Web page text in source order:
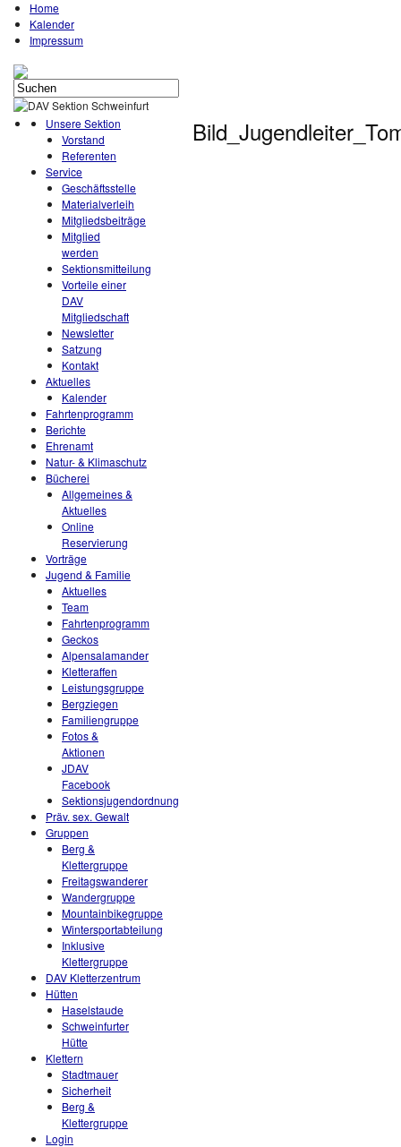
Home
Kalender
Impressum
Unsere Sektion
Vorstand
Referenten
Service
Geschäftsstelle
Materialverleih
Mitgliedsbeiträge
Mitglied
werden
Sektionsmitteilung
Vorteile einer
DAV
Mitgliedschaft
Newsletter
Satzung
Kontakt
Aktuelles
Kalender
Fahrtenprogramm
Berichte
Ehrenamt
Natur- & Klimaschutz
Bücherei
Allgemeines &
Aktuelles
Online
Reservierung
Vorträge
Jugend & Familie
Aktuelles
Team
Fahrtenprogramm
Geckos
Alpensalamander
Kletteraffen
Leistungsgruppe
Bergziegen
Familiengruppe
Fotos &
Aktionen
JDAV
Facebook
Sektionsjugendordnung
Präv. sex. Gewalt
Gruppen
Berg &
Klettergruppe
Freitagswanderer
Wandergruppe
Mountainbikegruppe
Wintersportabteilung
Inklusive
Klettergruppe
DAV Kletterzentrum
Hütten
Haselstaude
Schweinfurter
Hütte
Klettern
Stadtmauer
Sicherheit
Berg &
Klettergruppe
Login